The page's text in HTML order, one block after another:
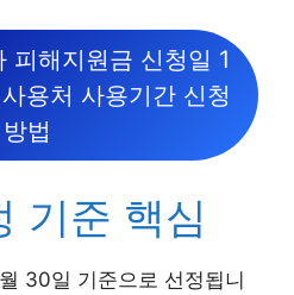
피해지원금 신청일 1
용처 사용기간 신청
방법
기준 핵심
30일 기준으로 선정됩니